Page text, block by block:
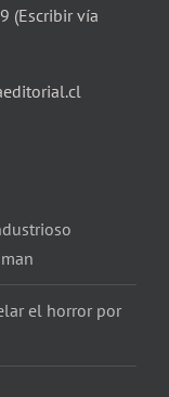
(Escribir vía
el horror por